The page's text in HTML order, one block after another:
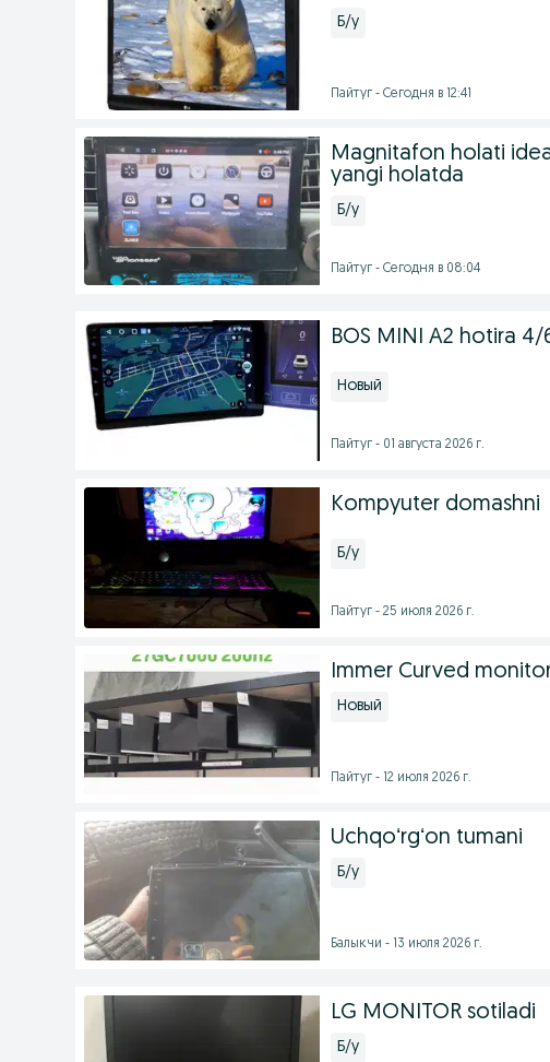
Б/у
Пайтуг - Сегодня в 12:41
Magnitafon holati
yangi holatda
Б/у
Пайтуг - Сегодня в 08:04
BOS MINI A2 hotira 4/
Новый
Пайтуг - 01 августа 2026 г.
Kompyuter domashni
Б/у
Пайтуг - 25 июля 2026 г.
Immer Curved
Новый
Пайтуг - 12 июля 2026 г.
Uchqoʻrgʻon tumani
Б/у
Балыкчи - 13 июля 2026 г.
LG MONITOR sotiladi
Б/у